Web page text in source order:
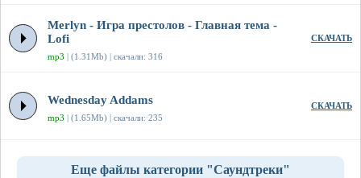
Merlyn - Игра престолов - Главная тема -
Lofi
mp3 | (1.31Mb) | скачали: 316
СКАЧАТЬ
Wednesday Addams
mp3 | (1.65Mb) | скачали: 235
СКАЧАТЬ
Еще файлы категории "Саундтреки"